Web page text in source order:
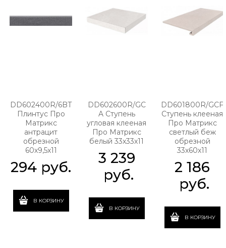
DD602400R/6BT
Плинтус Про
Матрикс
антрацит
обрезной
60х9,5х11
294 руб.
В КОРЗИНУ
DD602600R/GC
A Ступень
угловая клееная
Про Матрикс
белый 33х33х11
3 239
руб.
В КОРЗИНУ
DD601800R/GCF
Ступень клееная
Про Матрикс
светлый беж
обрезной
33х60х11
2 186
руб.
В КОРЗИНУ